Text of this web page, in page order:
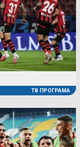
ТВ ПРОГРАМА